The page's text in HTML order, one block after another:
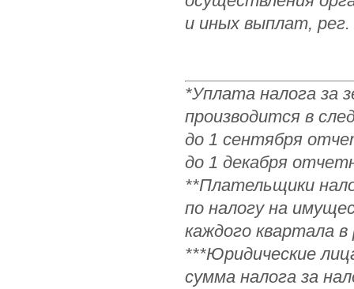
и иных выплат,
*Уплата налога за
производится в
до 1 сентября
до 1 декабря
**Плательщики
по налогу на
каждого квартала
***Юридические
сумма налога за